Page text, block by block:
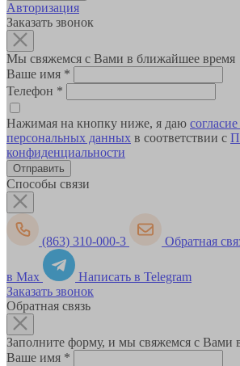
Авторизация
Заказать звонок
Мы свяжемся с Вами в ближайшее время
Ваше имя *
Телефон *
Нажимая на кнопку ниже, я даю
персональных данных в соответствии с
конфиденциальности
Способы связи
(863) 310-000-3 Обратная
в Max
Написать в Telegram
Заказать звонок
Обратная связь
Заполните форму, и мы свяжемся с Вами
Ваше имя *